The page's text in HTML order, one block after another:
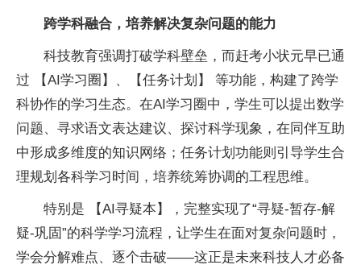
跨学科融合 ， 培养解决复杂问题的能力
科技教育强调打破学科壁垒，而赶考小状元早已通
过 【AI学习圈】、【任务计划】 等功能，构建了跨学
科协作的学习生态。在AI学习圈中，学生可以提出数学
问题、寻求语文表达建议、探讨科学现象，在同伴互助
中形成多维度的知识网络；任务计划功能则引导学生合
理规划各科学习时间，培养统筹协调的工程思维。
特别是 【AI寻疑本】，完整实现了“寻疑-暂存-解
疑-巩固”的科学学习流程，让学生在面对复杂问题时，
学会分解难点、逐个击破——这正是未来科技人才必备